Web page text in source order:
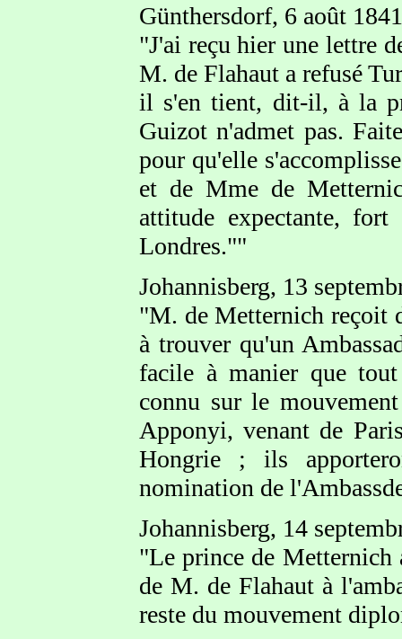
Günthersdorf, 6 août 1841
"J'ai reçu hier une lettre
M. de Flahaut a refusé
il s'en tient, dit-il, à la
Guizot n'admet pas.
pour qu'elle
et de Mme de
attitude expectante,
Londres.""
Johannisberg, 13
"M. de Metternich reçoit
à trouver qu'un
facile à manier que
connu sur le
Apponyi, venant de
Hongrie ; ils
nomination de
Johannisberg, 14
"Le prince de
de M. de Flahaut à
reste du mouvement